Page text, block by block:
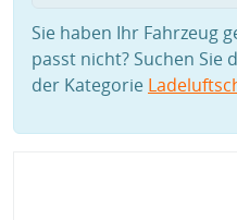
Sie haben Ihr Fahrzeug
passt nicht? Suchen Sie
der Kategorie